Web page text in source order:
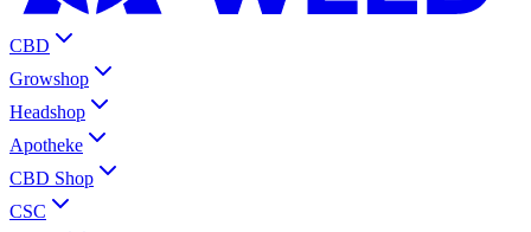
CBD
Growshop
Headshop
Apotheke
CBD Shop
CSC